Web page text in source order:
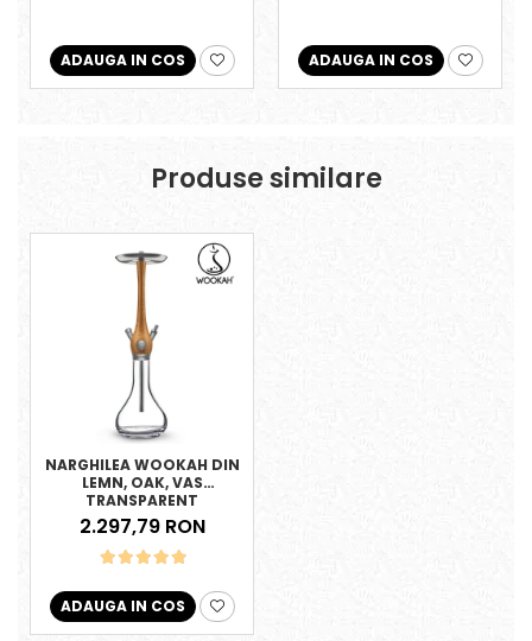
ADAUGA IN COS ADAUGA IN COS
Produse similare
NARGHILEA WOOKAH DIN
LEMN, OAK, VAS
TRANSPARENT
2.297,79 RON
ADAUGA IN COS